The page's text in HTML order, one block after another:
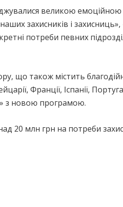
великою емоційною
захисників і захисниць»,
потреби певних
що також містить
Франції, Іспанії,
з новою програмою.
20 млн грн на потреби